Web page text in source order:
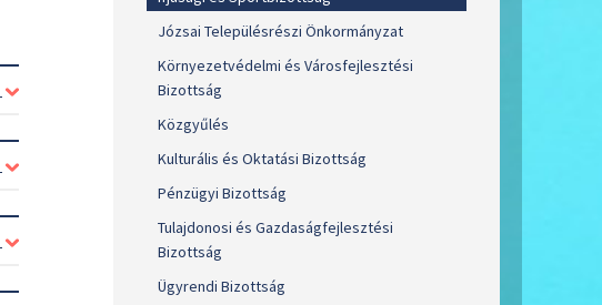
Józsai Településrészi Önkormányzat
Környezetvédelmi és Városfejlesztési
Bizottság
Közgyűlés
Kulturális és Oktatási Bizottság
Pénzügyi Bizottság
Tulajdonosi és Gazdaságfejlesztési
Bizottság
Ügyrendi Bizottság